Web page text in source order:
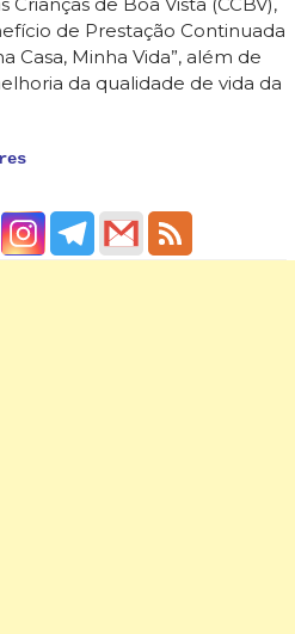
Crianças de Boa Vista (CCBV),
de Prestação Continuada
Casa, Minha Vida”, além de
da qualidade de vida da